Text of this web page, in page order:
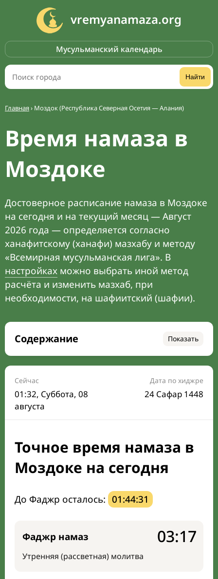
vremyanamaza.org
Мусульманский календарь
Найти
Главная› Моздок (Республика Северная Осетия — Алания)
Время намаза в
Моздоке
Достоверное расписание намаза в Моздоке
на сегодня и на текущий месяц — Август
2026 года — определяется согласно
ханафитскому (ханафи) мазхабу и методу
«Всемирная мусульманская лига». В
настройках можно выбрать иной метод
расчёта и изменить мазхаб, при
необходимости, на шафиитский (шафии).
Содержание Показать
Время намаза на сегодня
Расписание на месяц
Время Сухура и Ифтара на сегодня
Календарь рамадана
Мечети и молельные комнаты
Направление киблы
Сейчас
01:32, Суббота, 08
августа
Дата по хиджре
24 Сафар 1448
Точное время намаза в
Моздоке на сегодня
До Фаджр осталось: 01:44:30
Фаджр намаз
Утренняя (рассветная) молитва
03:17